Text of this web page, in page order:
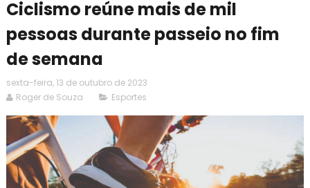
Ciclismo reúne mais de mil
pessoas durante passeio no fim
de semana
sexta-feira, 13 de outubro de 2023
Roger de Souza
Esportes